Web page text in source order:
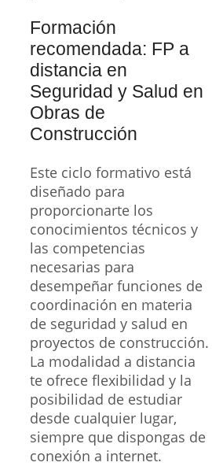
Formación
recomendada: FP a
distancia en
Seguridad y Salud en
Obras de
Construcción
Este ciclo formativo está
diseñado para
proporcionarte los
conocimientos técnicos y
las competencias
necesarias para
desempeñar funciones de
coordinación en materia
de seguridad y salud en
proyectos de construcción.
La modalidad a distancia
te ofrece flexibilidad y la
posibilidad de estudiar
desde cualquier lugar,
siempre que dispongas de
conexión a internet.